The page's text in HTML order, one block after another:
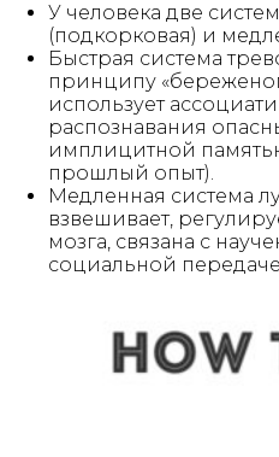
У человека две
(подкорковая) и
Быстрая система
принципу
использует
распознавания
имплицитной
прошлый опыт).
Медленная система
взвешивает,
мозга, связана с
социальной